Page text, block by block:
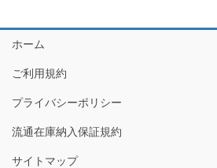
ホーム
ご利用規約
プライバシーポリシー
流通在庫納入保証規約
サイトマップ